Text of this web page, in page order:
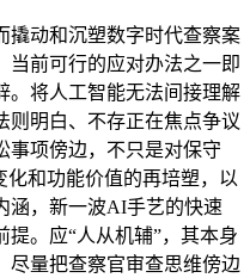
动和沉塑数字时代查察案
当前可行的应对办法之一即
。将人工智能无法间接理解
则明白、不存正在焦点争议
事项傍边，不只是对保守
和功能价值的再培塑，以
涵，新一波AI手艺的快速
。应“人从机辅”，其本身
尽量把查察官审查思维傍边